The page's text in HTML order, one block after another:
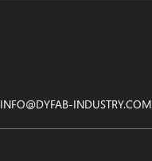
INFO@DYFAB-INDUSTRY.COM